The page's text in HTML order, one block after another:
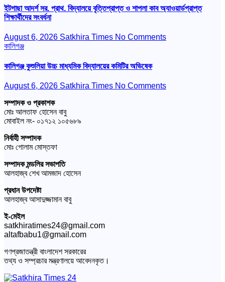
ইটগাছা আদর্শ সর. প্রাথ. বিদ্যালয়ে বৃত্তিপ্রাপ্ত ও শাপলা কাব অ্যাওয়ার্ডপ্রাপ্ত
শিক্ষার্থীদের সংবর্ধনা
August 6, 2026 Satkhira Times No Comments
কালিগঞ্জ
কালিগঞ্জ কুশুলিয়া উচ্চ মাধ্যমিক বিদ্যালয়ের কমিটির অভিষেক
August 6, 2026 Satkhira Times No Comments
সম্পাদক ও প্রকাশক
মোঃ আলতাফ হোসেন বাবু
মোবাইল নং- ০১৭১২ ১০৫৬৮৯
নির্বাহী সম্পাদক
মোঃ গোলাম মোস্তফা
সম্পাদক মন্ডলির সভাপতি
আলহাজ্ব শেখ আমজাদ হোসেন
প্রধান উপদেষ্টা
আলহাজ্ব আসাদুজ্জামান বাবু
ই-মেইল
satkhiratimes24@gmail.com
altafbabu1@gmail.com
গণপ্রজাতন্ত্রী বাংলাদেশ সরকারের
তথ্য ও সম্প্রচার মন্ত্রণালয়ে আবেদনকৃত।